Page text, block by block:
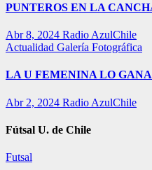
PUNTEROS EN LA
Abr 8, 2024 Radio AzulChile
Actualidad Galería Fotográfica
LA U FEMENINA LO
Abr 2, 2024 Radio AzulChile
Fútsal U. de Chile
Futsal